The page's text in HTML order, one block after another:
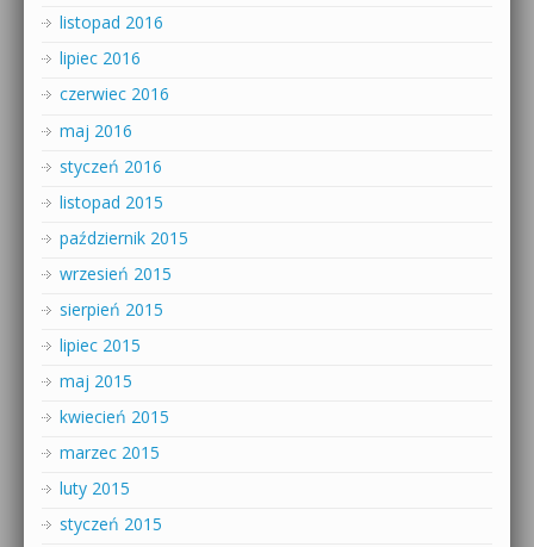
listopad 2016
lipiec 2016
czerwiec 2016
maj 2016
styczeń 2016
listopad 2015
październik 2015
wrzesień 2015
sierpień 2015
lipiec 2015
maj 2015
kwiecień 2015
marzec 2015
luty 2015
styczeń 2015